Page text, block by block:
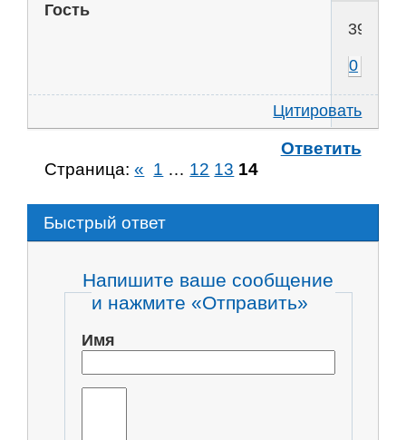
Гость
397
0
Цитировать
Ответить
Страница:« 1 … 12 13 14
Быстрый ответ
Напишите ваше сообщение
и нажмите «Отправить»
Имя